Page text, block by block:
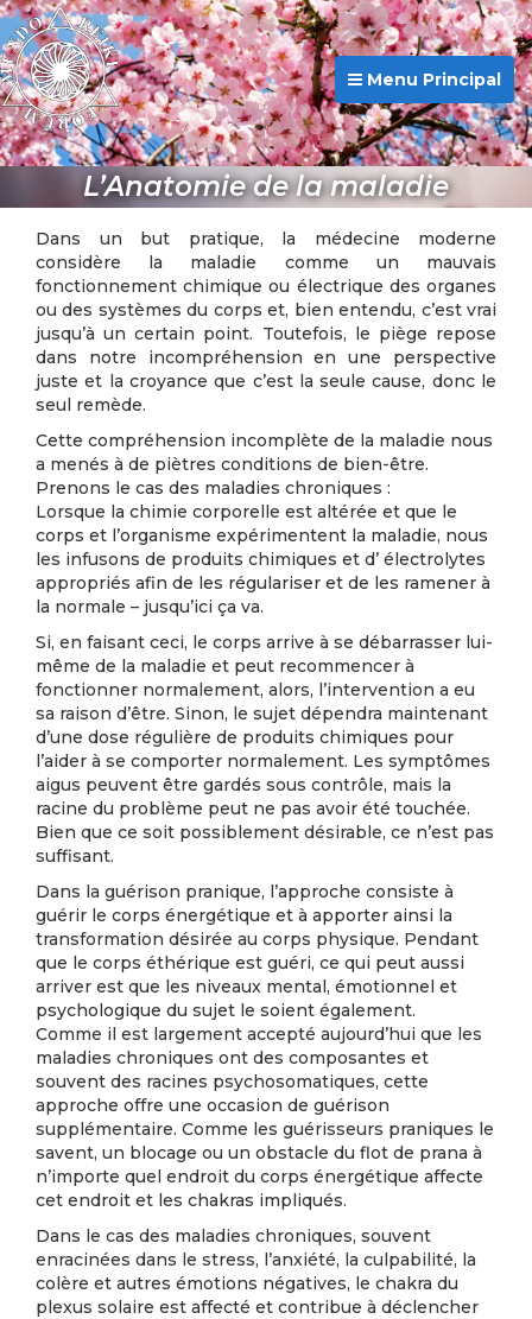
Menu Principal
L’Anatomie de la maladie
Dans un but pratique, la médecine moderne
considère la maladie comme un mauvais
fonctionnement chimique ou électrique des organes
ou des systèmes du corps et, bien entendu, c’est vrai
jusqu’à un certain point. Toutefois, le piège repose
dans notre incompréhension en une perspective
juste et la croyance que c’est la seule cause, donc le
seul remède.
Cette compréhension incomplète de la maladie nous
a menés à de piètres conditions de bien-être.
Prenons le cas des maladies chroniques :
Lorsque la chimie corporelle est altérée et que le
corps et l’organisme expérimentent la maladie, nous
les infusons de produits chimiques et d’ électrolytes
appropriés afin de les régulariser et de les ramener à
la normale – jusqu’ici ça va.
Si, en faisant ceci, le corps arrive à se débarrasser lui-
même de la maladie et peut recommencer à
fonctionner normalement, alors, l’intervention a eu
sa raison d’être. Sinon, le sujet dépendra maintenant
d’une dose régulière de produits chimiques pour
l’aider à se comporter normalement. Les symptômes
aigus peuvent être gardés sous contrôle, mais la
racine du problème peut ne pas avoir été touchée.
Bien que ce soit possiblement désirable, ce n’est pas
suffisant.
Dans la guérison pranique, l’approche consiste à
guérir le corps énergétique et à apporter ainsi la
transformation désirée au corps physique. Pendant
que le corps éthérique est guéri, ce qui peut aussi
arriver est que les niveaux mental, émotionnel et
psychologique du sujet le soient également.
Comme il est largement accepté aujourd’hui que les
maladies chroniques ont des composantes et
souvent des racines psychosomatiques, cette
approche offre une occasion de guérison
supplémentaire. Comme les guérisseurs praniques le
savent, un blocage ou un obstacle du flot de prana à
n’importe quel endroit du corps énergétique affecte
cet endroit et les chakras impliqués.
Dans le cas des maladies chroniques, souvent
enracinées dans le stress, l’anxiété, la culpabilité, la
colère et autres émotions négatives, le chakra du
plexus solaire est affecté et contribue à déclencher